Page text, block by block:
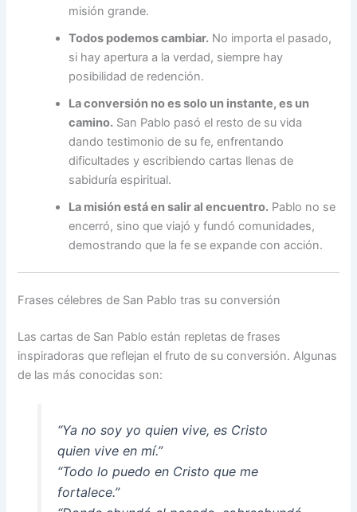
misión grande.
Todos podemos cambiar. No importa el pasado,
si hay apertura a la verdad, siempre hay
posibilidad de redención.
La conversión no es solo un instante, es un
camino. San Pablo pasó el resto de su vida
dando testimonio de su fe, enfrentando
dificultades y escribiendo cartas llenas de
sabiduría espiritual.
La misión está en salir al encuentro. Pablo no se
encerró, sino que viajó y fundó comunidades,
demostrando que la fe se expande con acción.
Frases célebres de San Pablo tras su conversión
Las cartas de San Pablo están repletas de frases
inspiradoras que reflejan el fruto de su conversión. Algunas
de las más conocidas son:
“Ya no soy yo quien vive, es Cristo
quien vive en mí.”
“Todo lo puedo en Cristo que me
fortalece.”